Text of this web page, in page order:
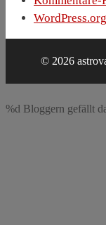
WordPress.org
© 2026
%d Bloggern gefällt